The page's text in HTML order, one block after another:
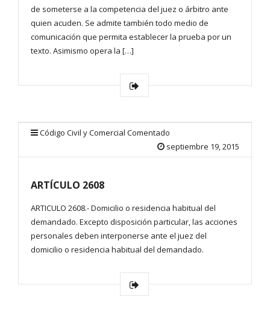
de someterse a la competencia del juez o árbitro ante
quien acuden. Se admite también todo medio de
comunicación que permita establecer la prueba por un
texto. Asimismo opera la […]
Código Civil y Comercial Comentado
septiembre 19, 2015
ARTÍCULO 2608
ARTICULO 2608.- Domicilio o residencia habitual del
demandado. Excepto disposición particular, las acciones
personales deben interponerse ante el juez del
domicilio o residencia habitual del demandado.